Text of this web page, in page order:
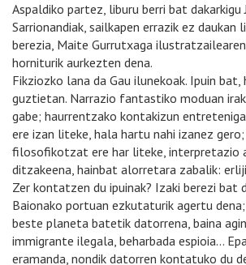
Aspaldiko partez, liburu berri bat dakarkigu
Sarrionandiak, sailkapen errazik ez
berezia, Maite Gurrutxaga
horniturik aurkezten dena.
Fikziozko lana da Gau ilunekoak. Ipuin
guztietan. Narrazio fantastiko moduan
gabe; haurrentzako kontakizun
ere izan liteke, hala hartu nahi izanez
filosofikotzat ere har liteke, interpretazio
ditzakeena, hainbat alorretara zabalik:
Zer kontatzen du ipuinak? Izaki berezi bat
Baionako portuan ezkutaturik agertu
beste planeta batetik datorrena, baina
immigrante ilegala, beharbada espioia…
eramanda, nondik datorren kontatuko du